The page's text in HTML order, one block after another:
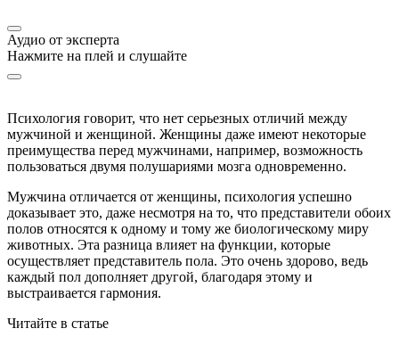
Аудио от эксперта
Нажмите на плей и слушайте
Психология говорит, что нет серьезных отличий между
мужчиной и женщиной. Женщины даже имеют некоторые
преимущества перед мужчинами, например, возможность
пользоваться двумя полушариями мозга одновременно.
Мужчина отличается от женщины, психология успешно
доказывает это, даже несмотря на то, что представители обоих
полов относятся к одному и тому же биологическому миру
животных. Эта разница влияет на функции, которые
осуществляет представитель пола. Это очень здорово, ведь
каждый пол дополняет другой, благодаря этому и
выстраивается гармония.
Читайте в статье